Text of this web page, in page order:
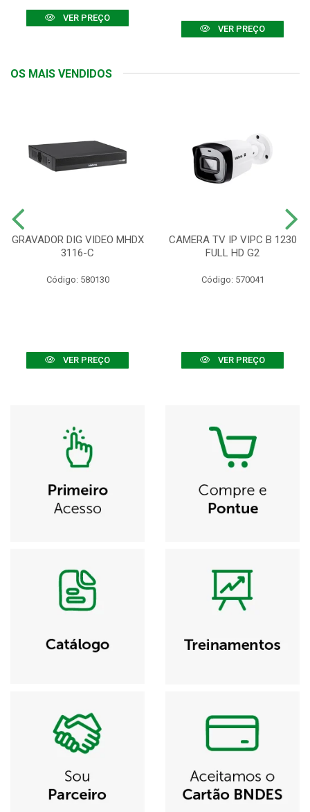
VER PREÇO
VER PREÇO
OS MAIS VENDIDOS
GRAVADOR DIG VIDEO MHDX
3116-C
Código: 580130
VER PREÇO
CAMERA TV IP VIPC B 1230
FULL HD G2
Código: 570041
VER PREÇO